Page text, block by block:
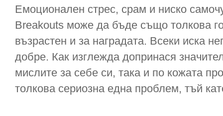
Емоционален стрес, срам и ниско
Breakouts може да бъде също толкова
възрастен и за наградата. Всеки иска
добре. Как изглежда допринася
мислите за себе си, така и по кожата
толкова сериозна една проблем, тъй